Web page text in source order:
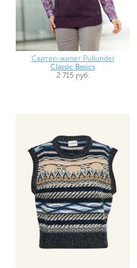
Свитер-жилет Pullunder
Classic Basics
2 715 руб.